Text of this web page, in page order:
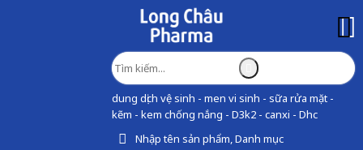
dung dịch vệ sinh - men vi sinh - sữa rửa mặt -
kẽm - kem chống nắng - D3k2 - canxi - Dhc
Nhập tên sản phẩm, Danh mục